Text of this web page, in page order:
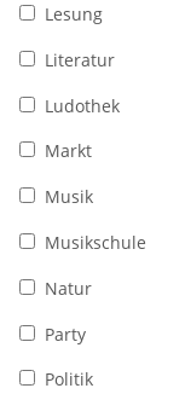
Lesung
Literatur
Ludothek
Markt
Musik
Musikschule
Natur
Party
Politik